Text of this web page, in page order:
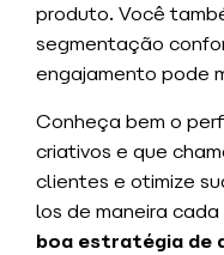
produto. Você
segmentação
engajamento pode
Conheça bem o
criativos e que
clientes e otimize
los de maneira
boa estratégia de